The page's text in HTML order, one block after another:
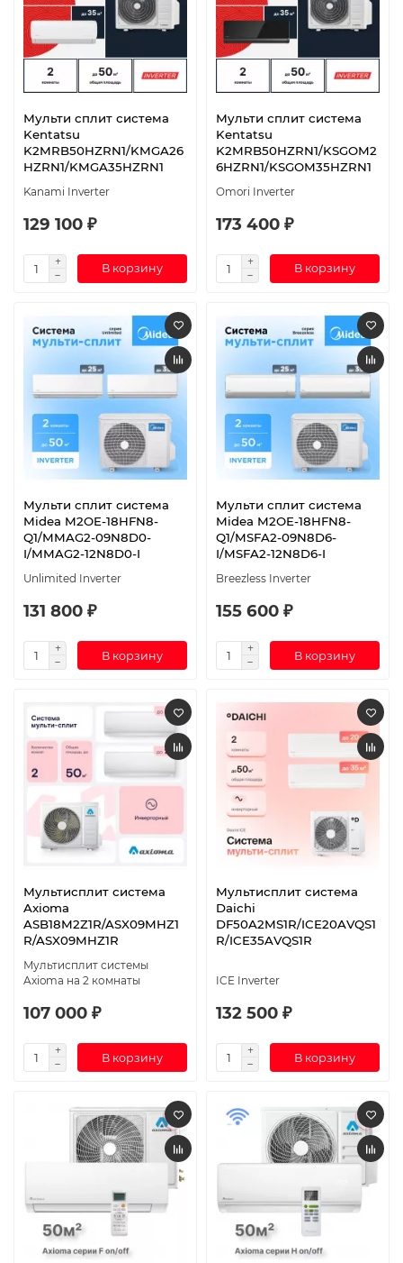
Мульти сплит система
Kentatsu
K2MRB50HZRN1/KMGA26
HZRN1/KMGA35HZRN1
Kanami Inverter
129 100 ₽
В корзину
Мульти сплит система
Kentatsu
K2MRB50HZRN1/KSGOM2
6HZRN1/KSGOM35HZRN1
Omori Inverter
173 400 ₽
В корзину
Мульти сплит система
Midea M2OE-18HFN8-
Q1/MMAG2-09N8D0-
I/MMAG2-12N8D0-I
Unlimited Inverter
131 800 ₽
В корзину
Мульти сплит система
Midea M2OE-18HFN8-
Q1/MSFA2-09N8D6-
I/MSFA2-12N8D6-I
Breezless Inverter
155 600 ₽
В корзину
Мультисплит система
Axioma
ASB18M2Z1R/ASX09MHZ1
R/ASX09MHZ1R
Мультисплит системы
Axioma на 2 комнаты
107 000 ₽
В корзину
Мультисплит система
Daichi
DF50A2MS1R/ICE20AVQS1
R/ICE35AVQS1R
ICE Inverter
132 500 ₽
В корзину